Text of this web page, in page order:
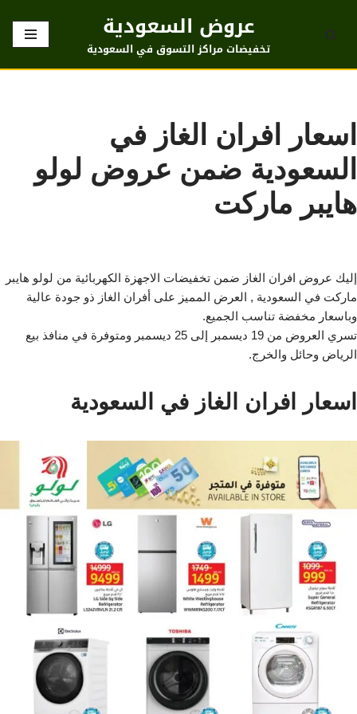
تخطى
عروض السعودية
تخفيضات مراكز التسوق في السعودية
اسعار افران الغاز في
السعودية ضمن عروض لولو
هايبر ماركت
إليك عروض افران الغاز ضمن تخفيضات الاجهزة الكهربائية من لولو هايبر
ماركت في السعودية , العرض المميز على أفران الغاز ذو جودة عالية
وباسعار مخفضة تناسب الجميع.
تسري العروض من 19 ديسمبر إلى 25 ديسمبر ومتوفرة في منافذ بيع
الرياض وحائل والخرج.
اسعار افران الغاز في السعودية